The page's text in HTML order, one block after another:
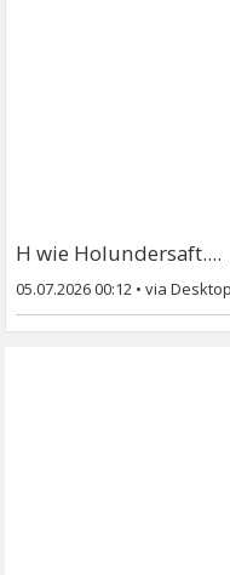
H wie Holundersaft....
05.07.2026 00:12 •